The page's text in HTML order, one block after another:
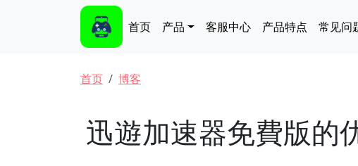
Main navigation
首页 产品 客服中心 产品特点 常见问
面包屑
首页 博客
迅遊加速器免費版的